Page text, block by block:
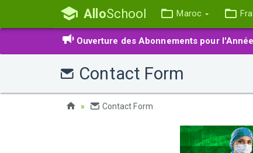
AlloSchool Maroc
Ouverture des Abonnements pour
Contact Form
Contact Form